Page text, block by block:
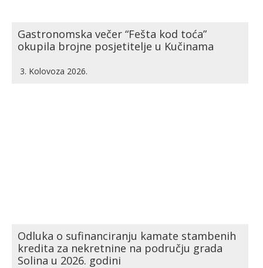
Gastronomska večer “Fešta kod toća”
okupila brojne posjetitelje u Kučinama
3. Kolovoza 2026.
Odluka o sufinanciranju kamate stambenih
kredita za nekretnine na području grada
Solina u 2026. godini